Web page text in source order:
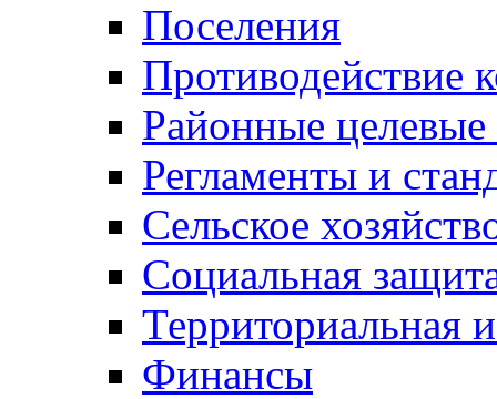
Поселения
Противодействие
Районные
Регламенты и
Сельское
Социальная
Территориальная
Финансы